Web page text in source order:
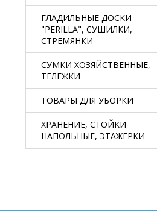
ГЛАДИЛЬНЫЕ ДОСКИ
"PERILLA", СУШИЛКИ,
СТРЕМЯНКИ
СУМКИ ХОЗЯЙСТВЕННЫЕ,
ТЕЛЕЖКИ
ТОВАРЫ ДЛЯ УБОРКИ
ХРАНЕНИЕ, СТОЙКИ
НАПОЛЬНЫЕ, ЭТАЖЕРКИ